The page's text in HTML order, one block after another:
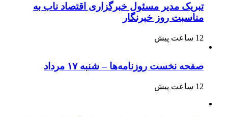
تبریک مدیر مسئول خبرگزاری اقتصاد ناب به
مناسبت روز خبرنگار
12 ساعت پیش
صفحه نخست روزنامه‌ها – شنبه ۱۷ مرداد
12 ساعت پیش